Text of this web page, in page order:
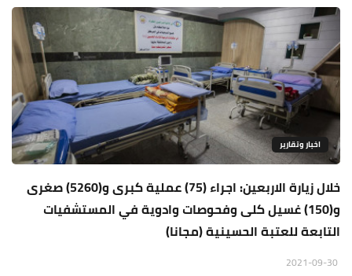
اخبار وتقارير
خلال زيارة الاربعين: اجراء (75) عملية كبرى و(5260) صغرى
و(150) غسيل كلى وفحوصات وادوية في المستشفيات
التابعة للعتبة الحسينية (مجانا)